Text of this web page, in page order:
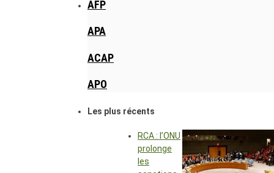
AFP
APA
ACAP
APO
Les plus récents
RCA : l’ONU
prolonge
les